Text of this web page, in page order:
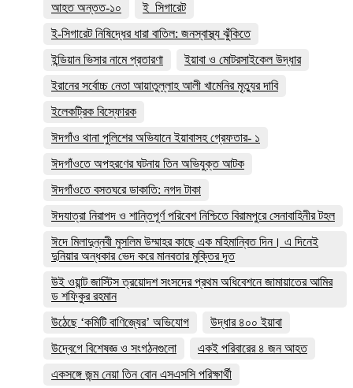
আহত অন্তত-১০
ই_সিগারেট
ই-সিগারেট নিষিদ্ধের ধারা বাতিল: জনস্বাস্থ্য ঝুঁকিতে
ইন্ডিয়ান ভিসার নামে প্রতারণা
ইয়াবা ও মোটরসাইকেল উদ্ধার
ইরানের সর্বোচ্চ নেতা আয়াতুল্লাহ আলী খামেনির মৃত্যুর দাবি
ইলেকট্রিক বিস্ফোরক
ঈদগাঁও থানা পুলিশের অভিযানে ইয়াবাসহ গ্রেফতার- ১
ঈদগাঁওতে অপহরণের ঘটনায় তিন অভিযুক্ত আটক
ঈদগাঁওতে বসতঘরে ডাকাতি: নগদ টাকা
ঈদযাত্রা নিরাপদ ও শান্তিপূর্ণ পরিবেশ নিশ্চিতে বিরামপুরে সেনাবাহিনীর টহল
ঈদে মিলাদুন্নবী মুসলিম উম্মাহর কাছে এক মহিমান্বিত দিন। এ দিনেই
দুনিয়ার অন্ধকার ভেদ করে মানবতার মুক্তির দূত
উই ওয়ান্ট জাস্টিস ত্রয়োদশ সংসদের প্রথম অধিবেশনে জামায়াতের আমির
ড শফিকুর রহমান
উঠেছে ‘কমিটি বাণিজ্যের’ অভিযোগ
উদ্ধার ৪০০ ইয়াবা
উদ্বেগে বিশেষজ্ঞ ও সংগঠনগুলো
একই পরিবারের ৪ জন আহত
একসঙ্গে জন্ম নেয়া তিন বোন এসএসসি পরিক্ষার্থী